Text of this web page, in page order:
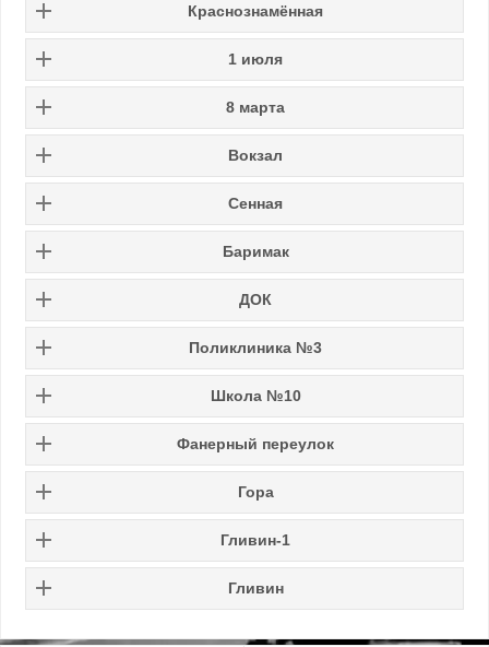
Краснознамённая
1 июля
8 марта
Вокзал
Сенная
Баримак
ДОК
Поликлиника №3
Школа №10
Фанерный переулок
Гора
Гливин-1
Гливин